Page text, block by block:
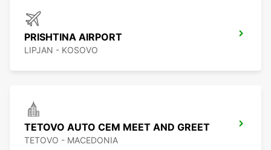
PRISHTINA AIRPORT
LIPJAN - KOSOVO
TETOVO AUTO CEM MEET AND GREET
TETOVO - MACEDONIA